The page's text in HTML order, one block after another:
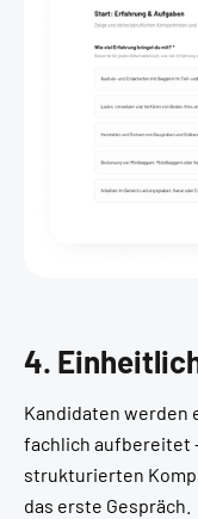
4.
Kandidaten werden
fachlich aufbereitet
strukturierten
das erste Gespräch.